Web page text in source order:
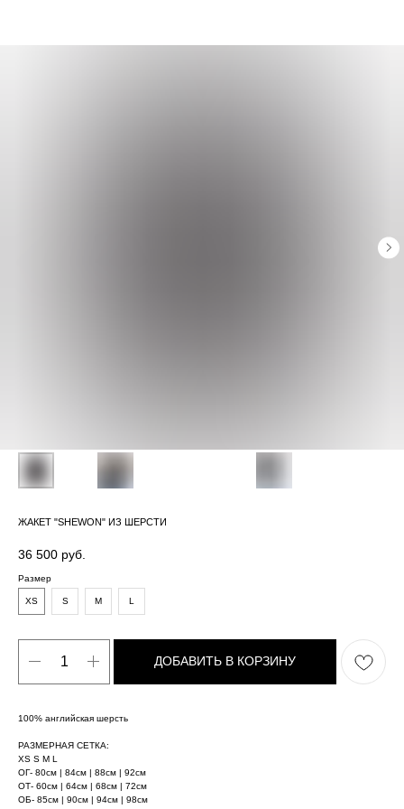
ЖАКЕТ "SHEWON" ИЗ ШЕРСТИ
36 500 руб.
Размер
XS S M L
ДОБАВИТЬ В КОРЗИНУ
100% английская шерсть
РАЗМЕРНАЯ СЕТКA:
XS S М L
ОГ- 80см | 84см | 88см | 92cм
ОТ- 60см | 64см | 68см | 72cм
ОБ- 85см | 90см | 94cм | 98cм